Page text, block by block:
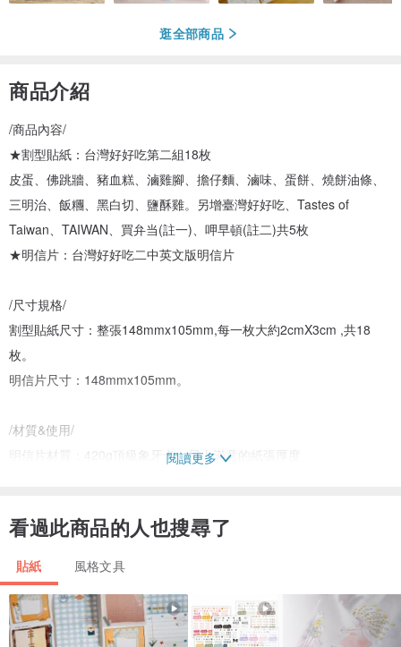
逛全部商品
商品介紹
/商品內容/
★割型貼紙：台灣好好吃第二組18枚
皮蛋、佛跳牆、豬血糕、滷雞腳、擔仔麵、滷味、蛋餅、燒餅油條、
三明治、飯糰、黑白切、鹽酥雞。另增臺灣好好吃、Tastes of
Taiwan、TAIWAN、買弁当(註一)、呷早頓(註二)共5枚
★明信片：台灣好好吃二中英文版明信片
/尺寸規格/
割型貼紙尺寸：整張148mmx105mm,每一枚大約2cmX3cm ,共18
枚。
明信片尺寸：148mmx105mm。
/材質&使用/
明信片材質：420g頂級象牙卡，另人滿意的紙張厚度
裝飾、收藏、包裝...。
/產地&製作/
Made in Taiwan / Designed by Buywowpup
閱讀更多
看過此商品的人也搜尋了
貼紙 風格文具